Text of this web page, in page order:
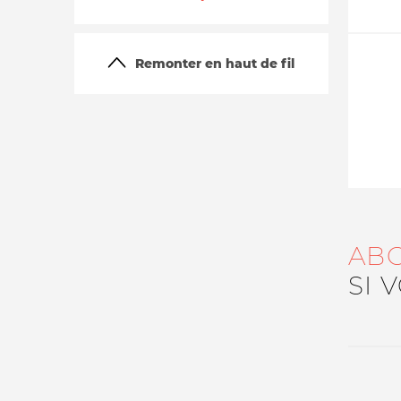
Remonter en haut de fil
SI